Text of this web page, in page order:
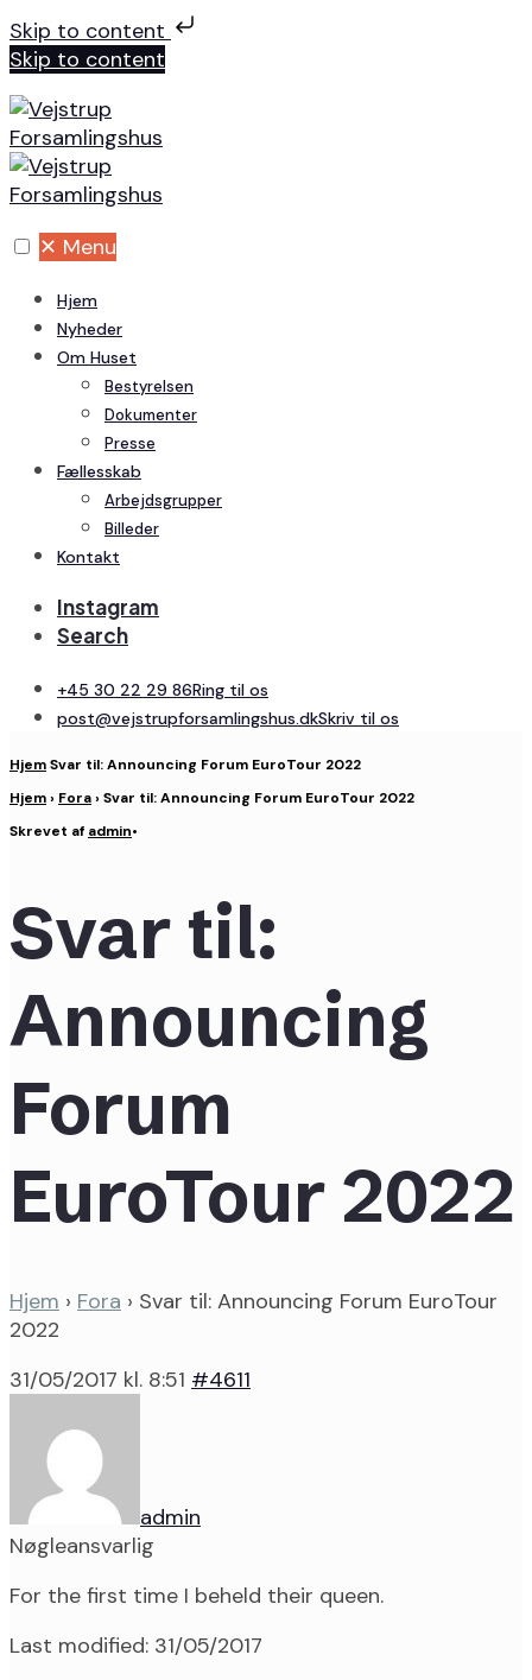
Skip to content
Skip to content
✕ Menu
Hjem
Nyheder
Om Huset
Bestyrelsen
Dokumenter
Presse
Fællesskab
Arbejdsgrupper
Billeder
Kontakt
Instagram
Search
+45 30 22 29 86Ring til os
post@vejstrupforsamlingshus.dkSkriv til os
HjemSvar til: Announcing Forum EuroTour 2022
Hjem› Fora› Svar til: Announcing Forum EuroTour 2022
Skrevet af admin•
Svar til:
Announcing
Forum
EuroTour 2022
Hjem › Fora › Svar til: Announcing Forum EuroTour
2022
31/05/2017 kl. 8:51 #4611
admin
Nøgleansvarlig
For the first time I beheld their queen.
Last modified: 31/05/2017